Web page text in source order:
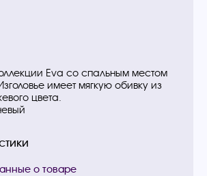
Eva со спальным местом
имеет мягкую обивку из
цвета.
о товаре